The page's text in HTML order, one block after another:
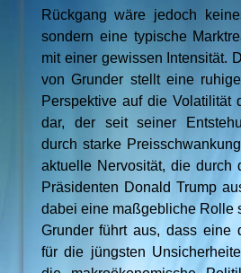
Rückgang wäre jedoch
sondern eine typische
mit einer gewissen Intensität.
von Grunder stellt eine
Perspektive auf die Volatilität
dar, der seit seiner
durch starke
aktuelle Nervosität, die durch
Präsidenten Donald Trump
dabei eine maßgebliche Rolle
Grunder führt aus, dass eine
für die jüngsten